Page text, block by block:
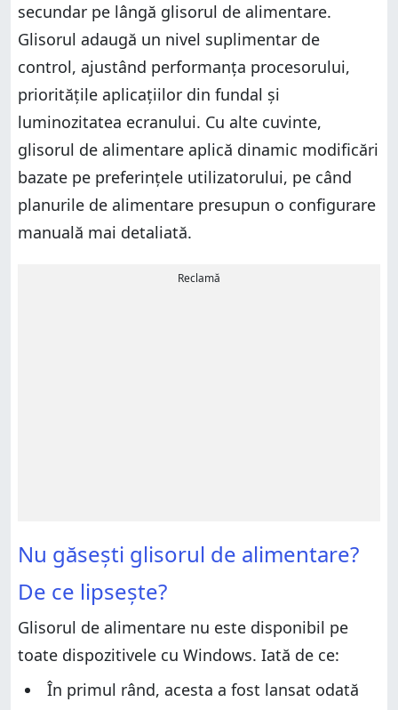
secundar pe lângă glisorul de alimentare.
Glisorul adaugă un nivel suplimentar de
control, ajustând performanța procesorului,
prioritățile aplicațiilor din fundal și
luminozitatea ecranului. Cu alte cuvinte,
glisorul de alimentare aplică dinamic modificări
bazate pe preferințele utilizatorului, pe când
planurile de alimentare presupun o configurare
manuală mai detaliată.
Reclamă
Nu găsești glisorul de alimentare?
De ce lipsește?
Glisorul de alimentare nu este disponibil pe
toate dispozitivele cu Windows. Iată de ce:
În primul rând, acesta a fost lansat odată